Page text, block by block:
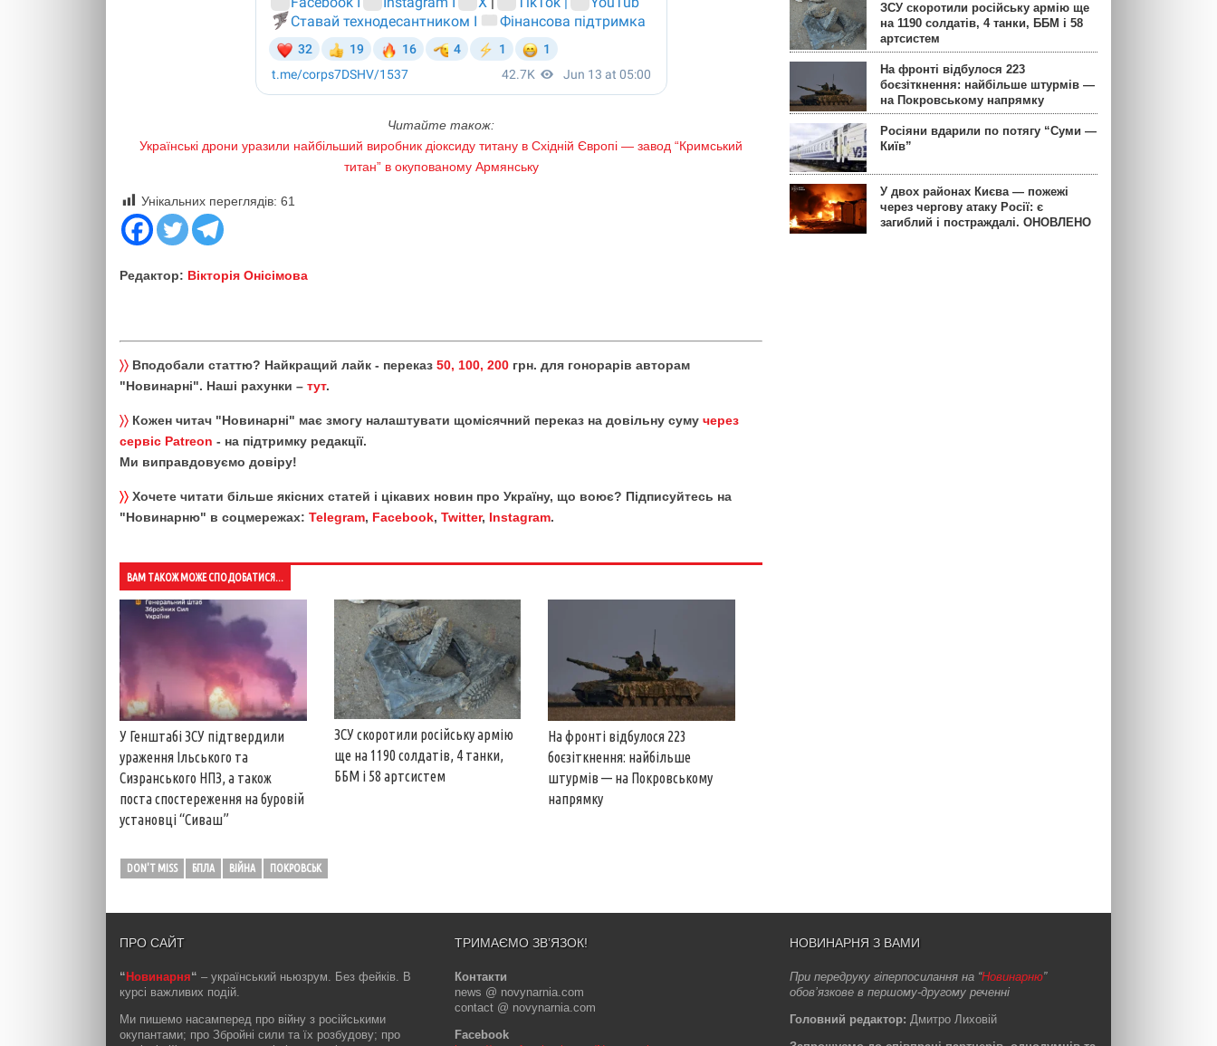
Читайте також:
Українські дрони уразили найбільший виробник діоксиду титану в Східній Європі — завод “Кримський
титан” в окупованому Армянську
Унікальних переглядів: 61
Редактор: Вікторія Онісімова
〉〉 Вподобали статтю? Найкращий лайк - переказ 50, 100, 200 грн. для гонорарів авторам
"Новинарні". Наші рахунки – тут.
〉〉 Кожен читач "Новинарні" має змогу налаштувати щомісячний переказ на довільну суму через
сервіс Patreon - на підтримку редакції.
Ми виправдовуємо довіру!
〉〉 Хочете читати більше якісних статей і цікавих новин про Україну, що воює? Підписуйтесь на
"Новинарню" в соцмережах: Telegram, Facebook, Twitter, Instagram.
ВАМ ТАКОЖ МОЖЕ СПОДОБАТИСЯ...
У Генштабі ЗСУ підтвердили
ураження Ільського та
Сизранського НПЗ, а також
поста спостереження на буровій
установці “Сиваш”
ЗСУ скоротили російську армію
ще на 1190 солдатів, 4 танки,
ББМ і 58 артсистем
На фронті відбулося 223
боєзіткнення: найбільше
штурмів — на Покровському
напрямку
DON'T MISS БПЛА ВІЙНА ПОКРОВСЬК
ЗСУ скоротили російську армію ще
на 1190 солдатів, 4 танки, ББМ і 58
артсистем
На фронті відбулося 223
боєзіткнення: найбільше штурмів —
на Покровському напрямку
Росіяни вдарили по потягу “Суми —
Київ”
У двох районах Києва — пожежі
через чергову атаку Росії: є
загиблий і постраждалі. ОНОВЛЕНО
ПРО САЙТ
“Новинарня“ – український ньюзрум. Без фейків. В
курсі важливих подій.
Ми пишемо насамперед про війну з російськими
окупантами; про Збройні сили та їх розбудову; про
ТРИМАЄМО ЗВ’ЯЗОК!
Контакти
news @ novynarnia.com
contact @ novynarnia.com
Facebook
НОВИНАРНЯ З ВАМИ
При передруку гіперпосилання на “Новинарню”
обов’язкове в першому-другому реченні
Головний редактор: Дмитро Лиховій